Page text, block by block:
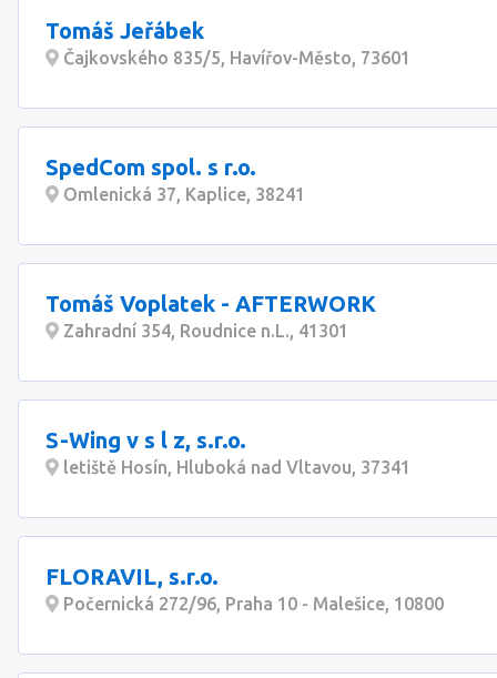
Tomáš Jeřábek
Čajkovského 835/5, Havířov-Město, 73601
SpedCom spol. s r.o.
Omlenická 37, Kaplice, 38241
Tomáš Voplatek - AFTERWORK
Zahradní 354, Roudnice n.L., 41301
S-Wing v s l z, s.r.o.
letiště Hosín, Hluboká nad Vltavou, 37341
FLORAVIL, s.r.o.
Počernická 272/96, Praha 10 - Malešice, 10800